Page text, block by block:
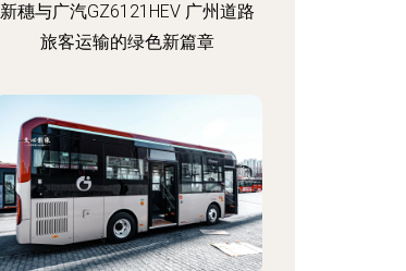
新穗与广汽GZ6121HEV 广州道路
旅客运输的绿色新篇章